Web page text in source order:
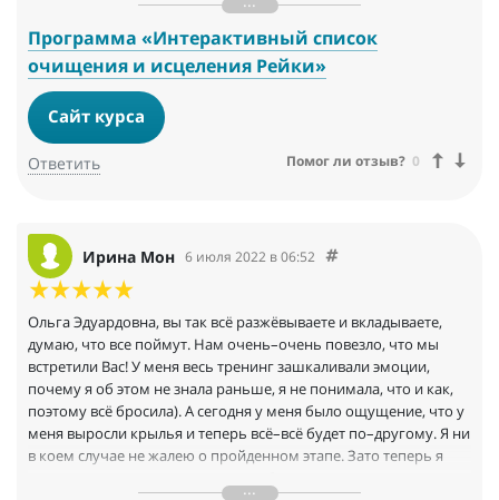
доверия и уменьшение беспокойства.
Мне так понравилось, что буду после месяца продлевать))
всем рекомендую участвовать.
Программа «Интерактивный список
очищения и исцеления Рейки»
Сайт курса
Ответить Помог ли отзыв? 0
Ирина Мон 6 июля 2022 в 06:52
Ольга Эдуардовна, вы так всё разжёвываете и вкладываете,
думаю, что все поймут. Нам очень–очень повезло, что мы
встретили Вас! У меня весь тренинг зашкаливали эмоции,
почему я об этом не знала раньше, я не понимала, что и как,
поэтому всё бросила). А сегодня у меня было ощущение, что у
меня выросли крылья и теперь всё–всё будет по–другому. Я ни
в коем случае не жалею о пройденном этапе. Зато теперь я